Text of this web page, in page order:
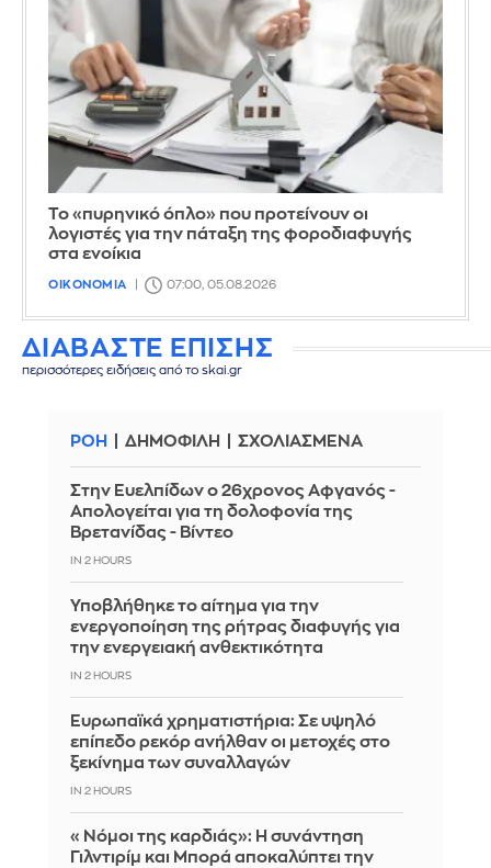
Το «πυρηνικό όπλο» που προτείνουν οι
λογιστές για την πάταξη της φοροδιαφυγής
στα ενοίκια
ΟΙΚΟΝΟΜΙΑ 07:00, 05.08.2026
ΔΙΑΒΑΣΤΕ ΕΠΙΣΗΣ
περισσότερες ειδήσεις από το skai.gr
ΡΟΗ ΔΗΜΟΦΙΛΗ ΣΧΟΛΙΑΣΜΕΝΑ
Στην Ευελπίδων ο 26χρονος Αφγανός -
Απολογείται για τη δολοφονία της
Βρετανίδας - Βίντεο
IN 2 HOURS
Υποβλήθηκε το αίτημα για την
ενεργοποίηση της ρήτρας διαφυγής για
την ενεργειακή ανθεκτικότητα
IN 2 HOURS
Ευρωπαϊκά χρηματιστήρια: Σε υψηλό
επίπεδο ρεκόρ ανήλθαν οι μετοχές στο
ξεκίνημα των συναλλαγών
IN 2 HOURS
«Νόμοι της καρδιάς»: Η συνάντηση
Γιλντιρίμ και Μπορά αποκαλύπτει την